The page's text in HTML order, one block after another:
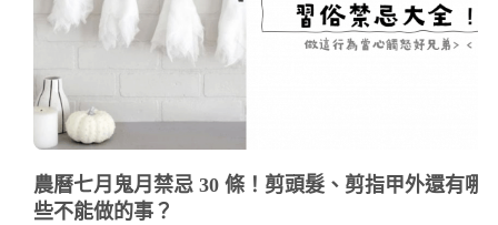
農曆七月鬼月禁忌 30 條！剪頭髮、剪指甲外還有哪
些不能做的事？